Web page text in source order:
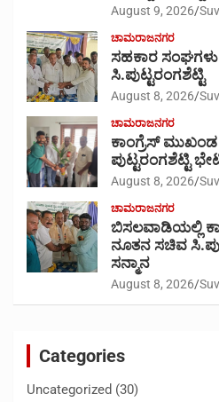
August 9, 2026
ಚಾಮರಾಜನಗರ
ಸಹಕಾರ
ಸಿ.ಪುಟ್ಟರಂಗಶೆಟ್ಟಿ
August 8, 2026
ಚಾಮರಾಜನಗರ
ಕಾಂಗ್ರೆಸ್ ಮುಖಂಡ
ಪುಟ್ಟರಂಗಶೆಟ್ಟಿ
August 8, 2026
ಚಾಮರಾಜನಗರ
ಬಿಸಲವಾಡಿಯಲ್ಲಿ
ನೂತನ ಸಚಿವ
ಸನ್ಮಾನ
August 8, 2026
Categories
Uncategorized (30)